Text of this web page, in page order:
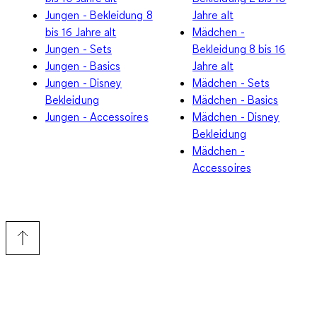
Jungen - Bekleidung 8
bis 16 Jahre alt
Jungen - Sets
Jungen - Basics
Jungen - Disney
Bekleidung
Jungen - Accessoires
Jahre alt
Mädchen -
Bekleidung 8 bis 16
Jahre alt
Mädchen - Sets
Mädchen - Basics
Mädchen - Disney
Bekleidung
Mädchen -
Accessoires